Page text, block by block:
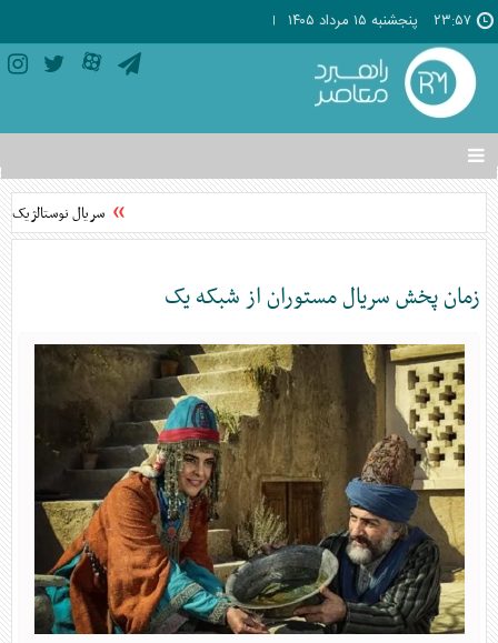
۲۳:۵۷ پنجشنبه ۱۵ مرداد ۱۴۰۵
تغییر
وضعیت
منوی
ها
سریال نوستالژیک
زمان پخش سریال مستوران از شبکه یک